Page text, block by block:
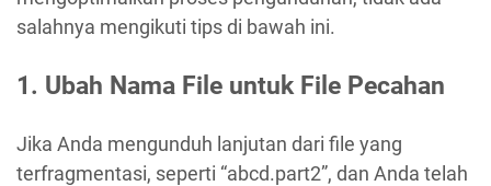
salahnya mengikuti tips di bawah ini.
1. Ubah Nama File untuk File Pecahan
Jika Anda mengunduh lanjutan dari file yang
terfragmentasi, seperti “abcd.part2”, dan Anda telah